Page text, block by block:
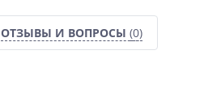
ОТЗЫВЫ И ВОПРОСЫ (0)